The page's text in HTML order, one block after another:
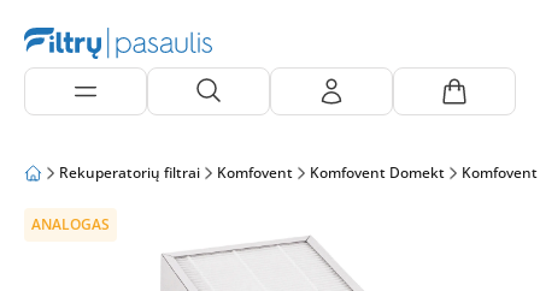
Rekuperatorių filtrai Komfovent Komfovent Domekt
ANALOGAS